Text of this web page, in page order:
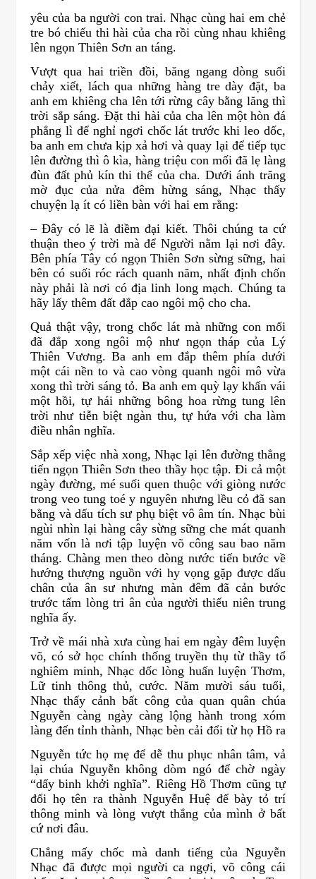
yêu của ba người con trai. Nhạc cùng hai em chẻ
tre bó chiếu thi hài của cha rồi cùng nhau khiêng
lên ngọn Thiên Sơn an táng.
Vượt qua hai triền đồi, băng ngang dòng suối
chảy xiết, lách qua những hàng tre dày đặt, ba
anh em khiêng cha lên tới rừng cây bằng lăng thì
trời sắp sáng. Đặt thi hài của cha lên một hòn đá
phẳng lì để nghỉ ngơi chốc lát trước khi leo dốc,
ba anh em chưa kịp xả hơi và quay lại để tiếp tục
lên đường thì ô kìa, hàng triệu con mối đã lẹ làng
đùn đất phủ kín thi thể của cha. Dưới ánh trăng
mờ đục của nửa đêm hừng sáng, Nhạc thấy
chuyện lạ ít có liền bàn với hai em rằng:
– Đây có lẽ là điềm đại kiết. Thôi chúng ta cứ
thuận theo ý trời mà để Người nằm lại nơi đây.
Bên phía Tây có ngọn Thiên Sơn sừng sững, hai
bên có suối róc rách quanh năm, nhất định chốn
này phải là nơi có địa linh long mạch. Chúng ta
hãy lấy thêm đất đắp cao ngôi mộ cho cha.
Quả thật vậy, trong chốc lát mà những con mối
đã đắp xong ngôi mộ như ngọn tháp của Lý
Thiên Vương. Ba anh em đắp thêm phía dưới
một cái nền to và cao vòng quanh ngôi mô vừa
xong thì trời sáng tỏ. Ba anh em quỳ lạy khấn vái
một hồi, tự hái những bông hoa rừng tung lên
trời như tiễn biệt ngàn thu, tự hứa với cha làm
điều nhân nghĩa.
Sắp xếp việc nhà xong, Nhạc lại lên đường thẳng
tiến ngọn Thiên Sơn theo thầy học tập. Đi cả một
ngày đường, mé suối quen thuộc với giòng nước
trong veo tung toé y nguyên nhưng lều cỏ đã san
bằng và dấu tích sư phụ biệt vô âm tín. Nhạc bùi
ngùi nhìn lại hàng cây sừng sững che mát quanh
năm vốn là nơi tập luyện võ công sau bao năm
tháng. Chàng men theo dòng nước tiến bước về
hướng thượng nguồn với hy vọng gặp được dấu
chân của ân sư nhưng màn đêm đã cản bước
trước tấm lòng tri ân của người thiếu niên trung
nghĩa ấy.
Trở về mái nhà xưa cùng hai em ngày đêm luyện
võ, có sở học chính thống truyền thụ từ thầy tổ
nghiêm minh, Nhạc dốc lòng huấn luyện Thơm,
Lữ tinh thông thủ, cước. Năm mười sáu tuổi,
Nhạc thấy cảnh bất công của quan quân chúa
Nguyễn càng ngày càng lộng hành trong xóm
làng đến tỉnh thành, Nhạc bèn cải đổi từ họ Hồ ra
Nguyễn tức họ mẹ để dễ thu phục nhân tâm, vả
lại chúa Nguyễn không dòm ngó để chờ ngày
“dấy binh khởi nghĩa”. Riêng Hồ Thơm cũng tự
đổi họ tên ra thành Nguyễn Huệ để bày tỏ trí
thông minh và lòng vượt thắng của mình ở bất
cứ nơi đâu.
Chẳng mấy chốc mà danh tiếng của Nguyễn
Nhạc đã được mọi người ca ngợi, võ công cái